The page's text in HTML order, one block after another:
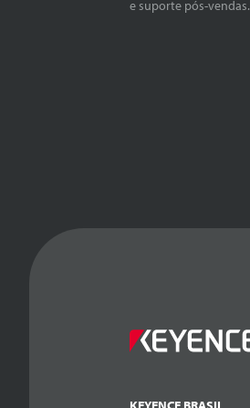
e suporte pós-vendas.